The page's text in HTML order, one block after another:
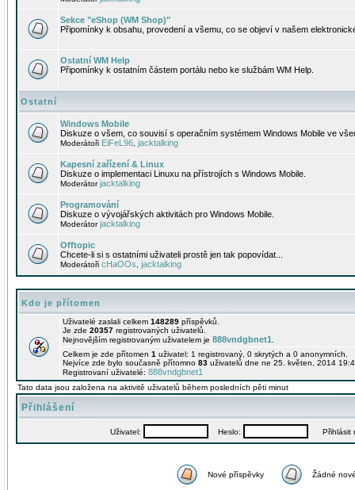
Sekce "eShop (WM Shop)"
Připomínky k obsahu, provedení a všemu, co se objeví v našem
Ostatní WM Help
Připomínky k ostatním částem portálu nebo ke službám WM Help.
Ostatní
Windows Mobile
Diskuze o všem, co souvisí s operačním systémem Windows Mobile ve
Moderátoři EiFeL96 jacktalking
Kapesní zařízení & Linux
Diskuze o implementaci Linuxu na přístrojích s Windows Mobile.
Moderátorjacktalking
Programování
Diskuze o vývojářských aktivitách pro Windows Mobile.
Moderátorjacktalking
Offtopic
Chcete-li si s ostatními uživateli prostě jen tak popovídat...
Moderátoři cHaOOs jacktalking
Kdo je přítomen
Uživatelé zaslali celkem 148289 příspěvků.
Je zde 20357 registrovaných uživatelů.
Nejnovějším registrovaným uživatelem je 888vndgbnet1
Celkem je zde přítomen 1 uživatel: 1 registrovaný, 0 skrytých a 0
Nejvíce zde bylo současně přítomno 83 uživatelů dne ne 25. květen, 2014
Registrovaní uživatelé: 888vndgbnet1
Tato data jsou založena na aktivitě uživatelů během posledních pěti minut
Přihlášení
Uživatel: Heslo: Přihlásit
Nové příspěvky Žádné